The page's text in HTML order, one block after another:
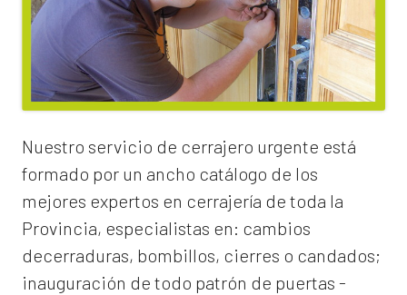
Nuestro servicio de cerrajero urgente está
formado por un ancho catálogo de los
mejores expertos en cerrajería de toda la
Provincia, especialistas en: cambios
decerraduras, bombillos, cierres o candados;
inauguración de todo patrón de puertas -